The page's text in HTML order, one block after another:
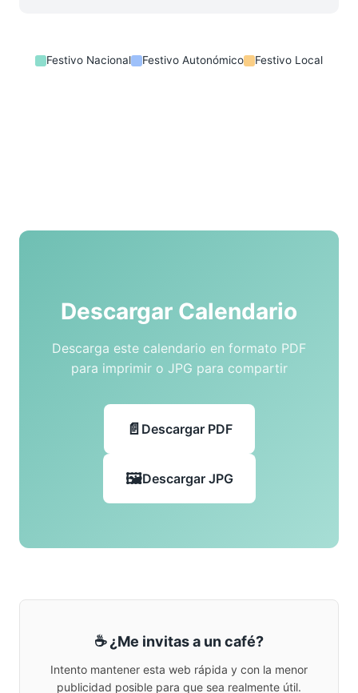
Festivo Nacional Festivo Autonómico Festivo Local
Descargar Calendario
Descarga este calendario en formato PDF
para imprimir o JPG para compartir
Descargar PDF
Descargar JPG
☕ ¿Me invitas a un café?
Intento mantener esta web rápida y con la menor
publicidad posible para que sea realmente útil.